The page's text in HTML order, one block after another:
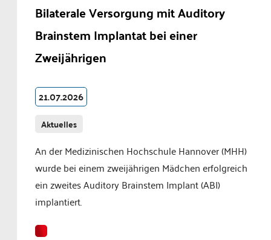
Bilaterale Versorgung mit Auditory
Brainstem Implantat bei einer
Zweijährigen
21.07.2026
Aktuelles
An der Medizinischen Hochschule Hannover (MHH)
wurde bei einem zweijährigen Mädchen erfolgreich
ein zweites Auditory Brainstem Implant (ABI)
implantiert.